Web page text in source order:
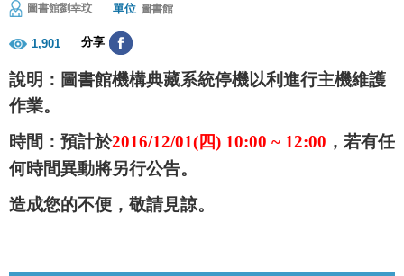
圖書館劉幸玟 單位 圖書館
1,901 分享
說明：圖書館機構典藏系統停機以利進行主機維護
作業。
時間：預計於2016/12/01(四) 10:00 ~ 12:00 ，若有任
何時間異動將另行公告。
造成您的不便，敬請見諒。